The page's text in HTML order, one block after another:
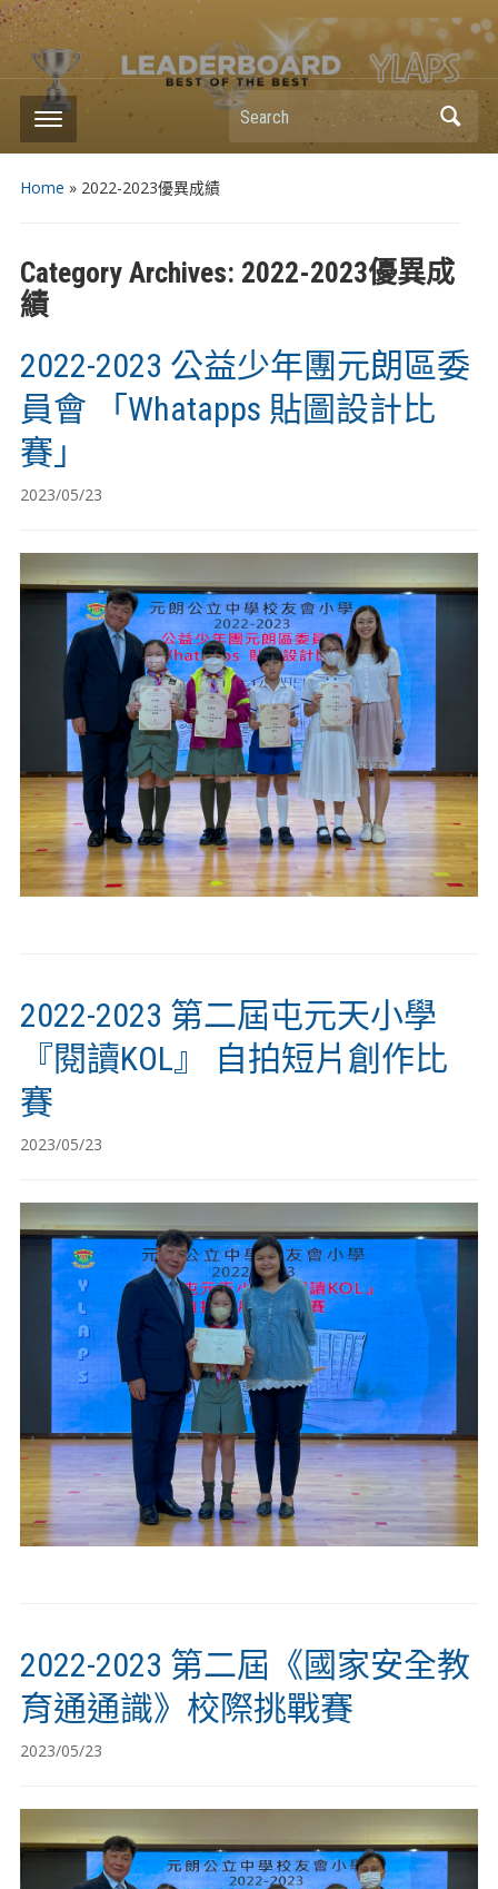
Search
Home » 2022-2023優異成績
Category Archives: 2022-2023優異成
績
2022-2023 公益少年團元朗區委
員會 「Whatapps 貼圖設計比
賽」
2023/05/23
2022-2023 第二屆屯元天小學
『閱讀KOL』 自拍短片創作比
賽
2023/05/23
2022-2023 第二屆《國家安全教
育通通識》校際挑戰賽
2023/05/23